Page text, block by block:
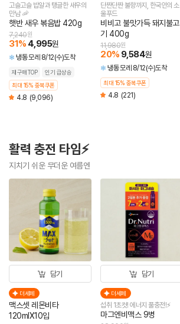
고슬고슬 밥알과 탱글한 새우의
만남 🦐
햇반 새우 볶음밥 420g
31% 4,995원
7,240원
냉동 모레 8/12(수)도착
재구매TOP
인기 급상승
최대 15% 중복쿠폰
4.8 (9,096)
단짠단짠 불향까지, 한국인의 소
울푸드
비비고 불맛가득 돼지불고
기 400g
20% 9,584원
11,980원
냉동 모레 8/12(수)도착
최대 15% 중복쿠폰
4.8 (221)
활력 충전 타임⚡
지치기 쉬운 무더운 여름엔
담기
더세페
맥스셋 레몬비타
120mlX10입
담기
더세페
섭취 1초컷! 에너지 풀충전!⚡
마그엔비맥스 9병